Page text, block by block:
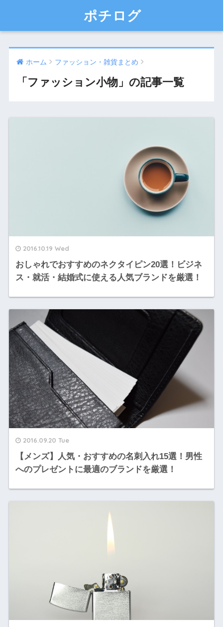
ポチログ
ホーム ファッション・雑貨まとめ
「ファッション小物」の記事一覧
2016.10.19 Wed
おしゃれでおすすめのネクタイピン20選！ビジネ
ス・就活・結婚式に使える人気ブランドを厳選！
2016.09.20 Tue
【メンズ】人気・おすすめの名刺入れ15選！男性
へのプレゼントに最適のブランドを厳選！